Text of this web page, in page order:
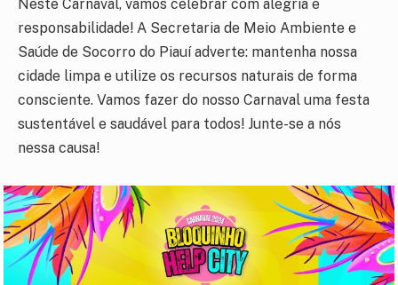
Neste Carnaval, vamos celebrar com alegria e
responsabilidade! A Secretaria de Meio Ambiente e
Saúde de Socorro do Piauí adverte: mantenha nossa
cidade limpa e utilize os recursos naturais de forma
consciente. Vamos fazer do nosso Carnaval uma festa
sustentável e saudável para todos! Junte-se a nós
nessa causa!